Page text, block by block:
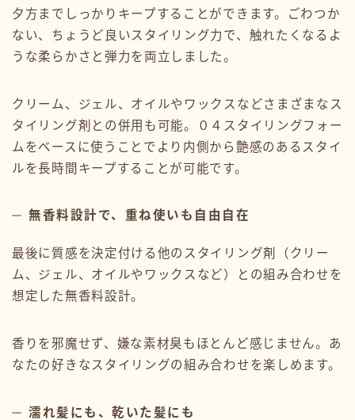
夕方までしっかりキープすることができます。ごわつか
ない、ちょうど良いスタイリング力で、触れたくなるよ
うな柔らかさと弾力を両立しました。
クリーム、ジェル、オイルやワックスなどさまざまなス
タイリング剤との併用も可能。０４スタイリングフォー
ムをベースに使うことでより内側から艶感のあるスタイ
ルを長時間キープすることが可能です。
無香料設計で、重ね使いも自由自在
最後に質感を決定付ける他のスタイリング剤（クリー
ム、ジェル、オイルやワックスなど）との組み合わせを
想定した無香料設計。
香りを邪魔せず、嫌な素材臭もほとんど感じません。あ
なたの好きなスタイリングの組み合わせを楽しめます。
濡れ髪にも、乾いた髪にも